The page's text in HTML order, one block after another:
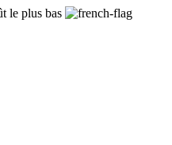
le plus bas